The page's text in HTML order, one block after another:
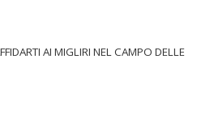
AI MIGLIRI NEL CAMPO DELLE